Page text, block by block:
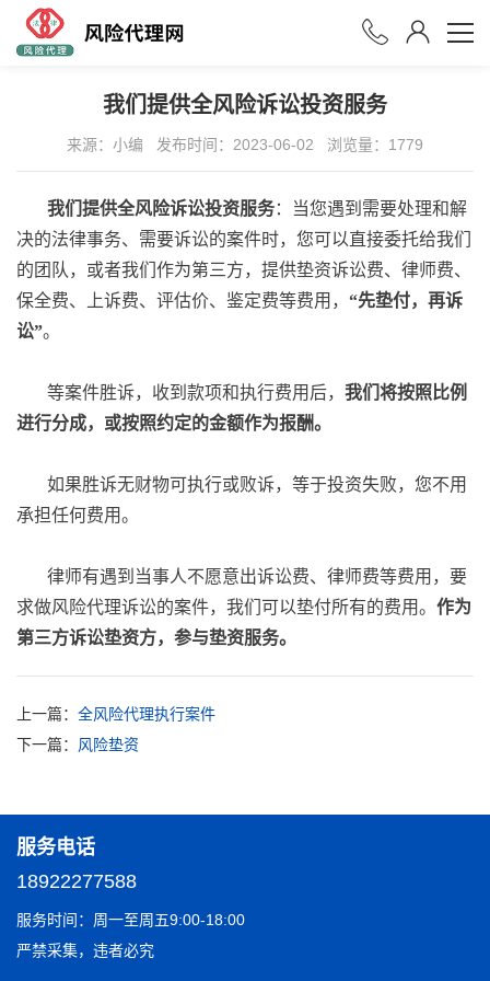
我们提供全风险诉讼投资服务
来源：小编 发布时间：2023-06-02 浏览量： 1779
我们提供全风险诉讼投资服务：当您遇到需要处理和解
决的法律事务、需要诉讼的案件时，您可以直接委托给我们
的团队，或者我们作为第三方，提供垫资诉讼费、律师费、
保全费、上诉费、评估价、鉴定费等费用， “先垫付，再诉
讼”。
等案件胜诉，收到款项和执行费用后， 我们将按照比例
进行分成，或按照约定的金额作为报酬。
如果胜诉无财物可执行或败诉，等于投资失败，您不用
承担任何费用。
律师有遇到当事人不愿意出诉讼费、律师费等费用，要
求做风险代理诉讼的案件，我们可以垫付所有的费用。 作为
第三方诉讼垫资方，参与垫资服务。
上一篇： 全风险代理执行案件
下一篇： 风险垫资
服务电话
18922277588
服务时间：周一至周五9:00-18:00
严禁采集，违者必究